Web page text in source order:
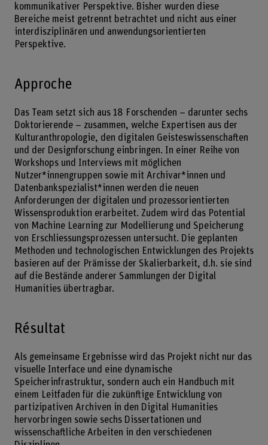
kommunikativer Perspektive. Bisher wurden diese
Bereiche meist getrennt betrachtet und nicht aus einer
interdisziplinären und anwendungsorientierten
Perspektive.
Approche
Das Team setzt sich aus 18 Forschenden – darunter sechs
Doktorierende – zusammen, welche Expertisen aus der
Kulturanthropologie, den digitalen Geisteswissenschaften
und der Designforschung einbringen. In einer Reihe von
Workshops und Interviews mit möglichen
Nutzer*innengruppen sowie mit Archivar*innen und
Datenbankspezialist*innen werden die neuen
Anforderungen der digitalen und prozessorientierten
Wissensproduktion erarbeitet. Zudem wird das Potential
von Machine Learning zur Modellierung und Speicherung
von Erschliessungsprozessen untersucht. Die geplanten
Methoden und technologischen Entwicklungen des Projekts
basieren auf der Prämisse der Skalierbarkeit, d.h. sie sind
auf die Bestände anderer Sammlungen der Digital
Humanities übertragbar.
Résultat
Als gemeinsame Ergebnisse wird das Projekt nicht nur das
visuelle Interface und eine dynamische
Speicherinfrastruktur, sondern auch ein Handbuch mit
einem Leitfaden für die zukünftige Entwicklung von
partizipativen Archiven in den Digital Humanities
hervorbringen sowie sechs Dissertationen und
wissenschaftliche Arbeiten in den verschiedenen